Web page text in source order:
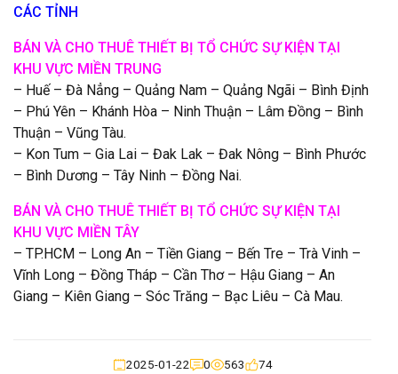
CÁC TỈNH
BÁN VÀ CHO THUÊ THIẾT BỊ TỔ CHỨC SỰ KIỆN TẠI
KHU VỰC MIỀN TRUNG
– Huế – Đà Nẳng – Quảng Nam – Quảng Ngãi – Bình Định
– Phú Yên – Khánh Hòa – Ninh Thuận – Lâm Đồng – Bình
Thuận – Vũng Tàu.
– Kon Tum – Gia Lai – Đak Lak – Đak Nông – Bình Phước
– Bình Dương – Tây Ninh – Đồng Nai.
BÁN VÀ CHO THUÊ THIẾT BỊ TỔ CHỨC SỰ KIỆN TẠI
KHU VỰC MIỀN TÂY
– TP.HCM – Long An – Tiền Giang – Bến Tre – Trà Vinh –
Vĩnh Long – Đồng Tháp – Cần Thơ – Hậu Giang – An
Giang – Kiên Giang – Sóc Trăng – Bạc Liêu – Cà Mau.
2025-01-22 0 563 74